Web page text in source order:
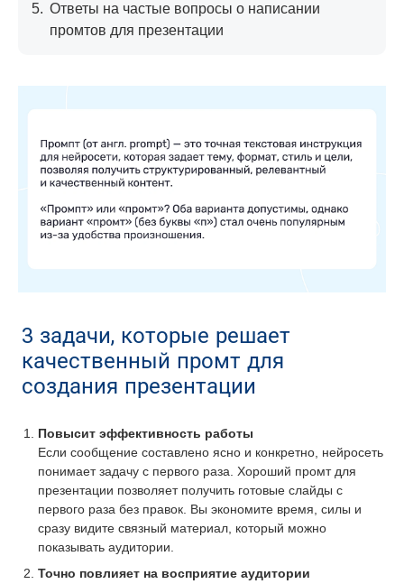
5. Ответы на частые вопросы о написании
промтов для презентации
3 задачи, которые решает
качественный промт для
создания презентации
Повысит эффективность работы
Если сообщение составлено ясно и конкретно, нейросеть
понимает задачу с первого раза. Хороший промт для
презентации позволяет получить готовые слайды с
первого раза без правок. Вы экономите время, силы и
сразу видите связный материал, который можно
показывать аудитории.
Точно повлияет на восприятие аудитории